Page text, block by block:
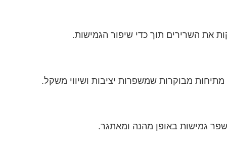
את השרירים תוך כדי שיפור הגמישות.
מבוקרות שמשפרות יציבות ושיווי משקל.
גמישות באופן מהנה ומאתגר.